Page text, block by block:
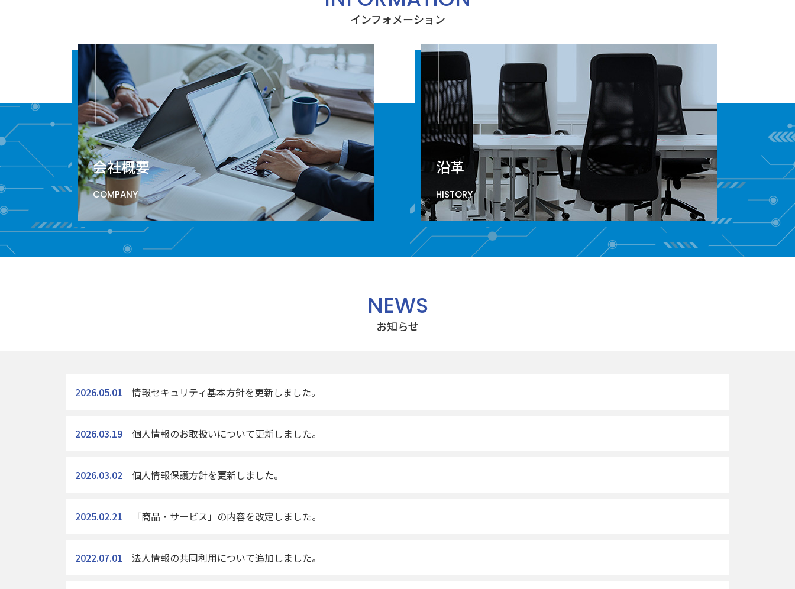
インフォメーション
会社概要
COMPANY
沿革
HISTORY
NEWS
お知らせ
2026.05.01 情報セキュリティ基本方針を更新しました。
2026.03.19 個人情報のお取扱いについて更新しました。
2026.03.02 個人情報保護方針を更新しました。
2025.02.21 「商品・サービス」の内容を改定しました。
2022.07.01 法人情報の共同利用について追加しました。